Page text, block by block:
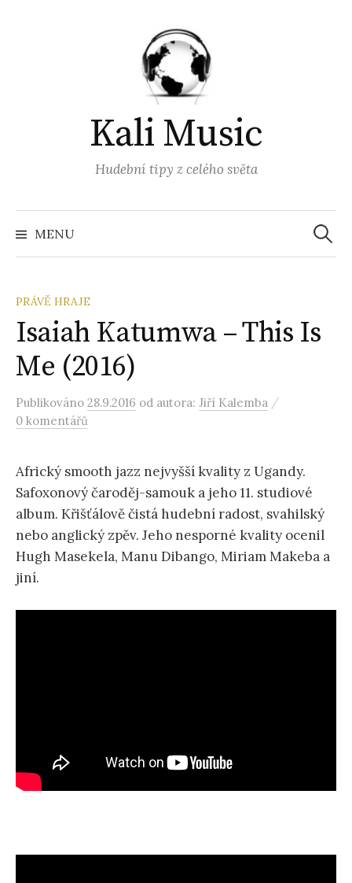
Kali Music
Hudební tipy z celého světa
MENU
PRÁVĚ HRAJE
Isaiah Katumwa – This Is
Me (2016)
Publikováno 28.9.2016 od autora: Jiří Kalemba /
0 komentářů
Africký smooth jazz nejvyšší kvality z Ugandy.
Safoxonový čaroděj-samouk a jeho 11. studiové
album. Křišťálově čistá hudební radost, svahilský
nebo anglický zpěv. Jeho nesporné kvality ocenil
Hugh Masekela, Manu Dibango, Miriam Makeba a
jiní.